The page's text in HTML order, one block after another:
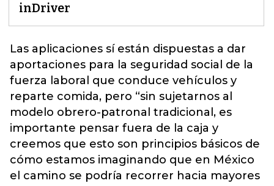
inDriver
Las aplicaciones sí están dispuestas a dar
aportaciones para la seguridad social de la
fuerza laboral que conduce vehículos y
reparte comida, pero “sin sujetarnos al
modelo obrero-patronal tradicional, es
importante pensar fuera de la caja y
creemos que esto son principios básicos de
cómo estamos imaginando que en México
el camino se podría recorrer hacia mayores